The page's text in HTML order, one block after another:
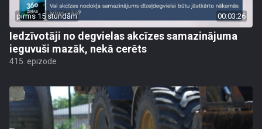
pirms 15 stundām 00:03:26
Iedzīvotāji no degvielas akcīzes samazinājuma
ieguvuši mazāk, nekā cerēts
415. epizode